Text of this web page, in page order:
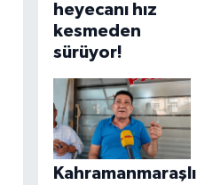
heyecanı hız
kesmeden
sürüyor!
Kahramanmaraşlı